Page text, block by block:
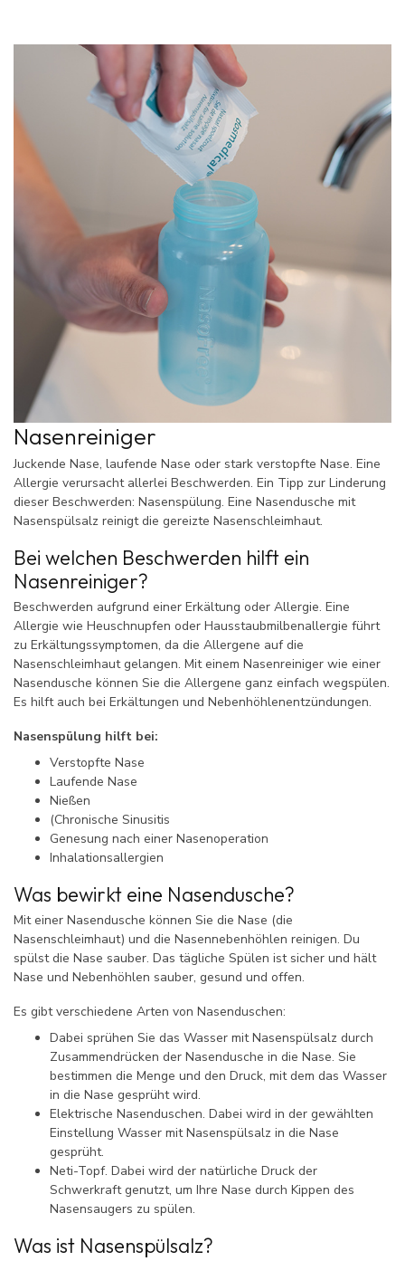
Nasenreiniger
Juckende Nase, laufende Nase oder stark verstopfte Nase. Eine
Allergie verursacht allerlei Beschwerden. Ein Tipp zur Linderung
dieser Beschwerden: Nasenspülung. Eine Nasendusche mit
Nasenspülsalz reinigt die gereizte Nasenschleimhaut.
Bei welchen Beschwerden hilft ein
Nasenreiniger?
Beschwerden aufgrund einer Erkältung oder Allergie. Eine
Allergie wie Heuschnupfen oder Hausstaubmilbenallergie führt
zu Erkältungssymptomen, da die Allergene auf die
Nasenschleimhaut gelangen. Mit einem Nasenreiniger wie einer
Nasendusche können Sie die Allergene ganz einfach wegspülen.
Es hilft auch bei Erkältungen und Nebenhöhlenentzündungen.
Nasenspülung hilft bei:
Verstopfte Nase
Laufende Nase
Nießen
(Chronische Sinusitis
Genesung nach einer Nasenoperation
Inhalationsallergien
Was bewirkt eine Nasendusche?
Mit einer Nasendusche können Sie die Nase (die
Nasenschleimhaut) und die Nasennebenhöhlen reinigen. Du
spülst die Nase sauber. Das tägliche Spülen ist sicher und hält
Nase und Nebenhöhlen sauber, gesund und offen.
Es gibt verschiedene Arten von Nasenduschen:
Dabei sprühen Sie das Wasser mit Nasenspülsalz durch
Zusammendrücken der Nasendusche in die Nase. Sie
bestimmen die Menge und den Druck, mit dem das Wasser
in die Nase gesprüht wird.
Elektrische Nasenduschen. Dabei wird in der gewählten
Einstellung Wasser mit Nasenspülsalz in die Nase
gesprüht.
Neti-Topf. Dabei wird der natürliche Druck der
Schwerkraft genutzt, um Ihre Nase durch Kippen des
Nasensaugers zu spülen.
Was ist Nasenspülsalz?